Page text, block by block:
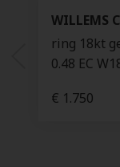
WILLEMS
ring 18kt
0.48 EC
€ 1.750